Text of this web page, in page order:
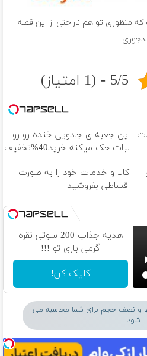
منظوری تو هم ناراحتی از این قصه
5/5 - (1 امتیاز)
این جعبه ی جادویی خنده رو رو
لبات حک میکنه خرید40%تخفیف
کالا و خدمات خود را به صورت
اقساطی بفروشید
هدیه جذاب 200 سوتی نقره
گرمی باری تو !!!
کلیک کن!
و نصف حجم برای شما محاسبه می
شود.